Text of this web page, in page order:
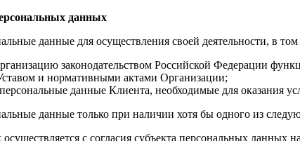
данных
данные для осуществления своей деятельности, в
законодательством Российской Федерации
и нормативными актами Организации;
данные Клиента, необходимые для оказания
данные только при наличии хотя бы одного из
с согласия субъекта персональных данных